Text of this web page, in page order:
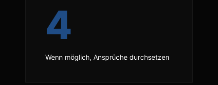
4
Wenn möglich, Ansprüche durchsetzen